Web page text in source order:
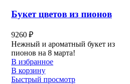
Букет цветов из пионов
9260 ₽
Нежный и ароматный букет из
пионов на 8 марта!
В избранное
В корзину
Быстрый просмотр